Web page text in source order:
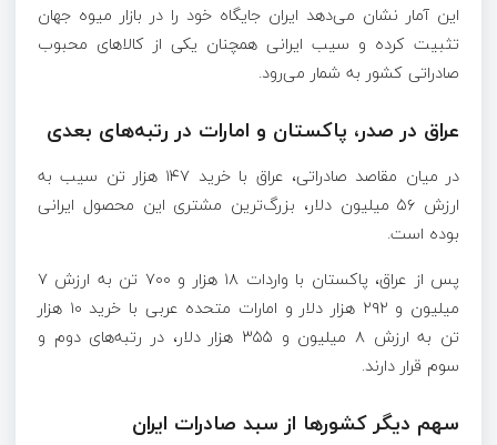
این آمار نشان می‌دهد ایران جایگاه خود را در بازار میوه جهان
تثبیت کرده و سیب ایرانی همچنان یکی از کالا‌های محبوب
صادراتی کشور به شمار می‌رود.
عراق در صدر، پاکستان و امارات در رتبه‌های بعدی
در میان مقاصد صادراتی، عراق با خرید ۱۴۷ هزار تن سیب به
ارزش ۵۶ میلیون دلار، بزرگ‌ترین مشتری این محصول ایرانی
بوده است.
پس از عراق، پاکستان با واردات ۱۸ هزار و ۷۰۰ تن به ارزش ۷
میلیون و ۲۹۲ هزار دلار و امارات متحده عربی با خرید ۱۰ هزار
تن به ارزش ۸ میلیون و ۳۵۵ هزار دلار، در رتبه‌های دوم و
سوم قرار دارند.
سهم دیگر کشور‌ها از سبد صادرات ایران